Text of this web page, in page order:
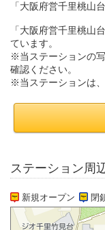
「大阪府営千里桃山
「大阪府営千里桃山
ています。
※当ステーションの
確認ください。
※当ステーションは
ステーション周
新規オープン 閉